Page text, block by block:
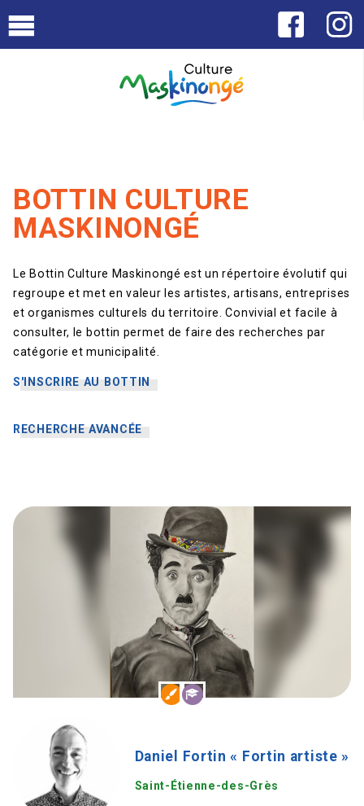
BOTTIN CULTURE
MASKINONGÉ
Le Bottin Culture Maskinongé est un répertoire évolutif qui
regroupe et met en valeur les artistes, artisans, entreprises
et organismes culturels du territoire. Convivial et facile à
consulter, le bottin permet de faire des recherches par
catégorie et municipalité.
S'INSCRIRE AU BOTTIN
RECHERCHE AVANCÉE
Daniel Fortin « Fortin artiste »
Saint-Étienne-des-Grès